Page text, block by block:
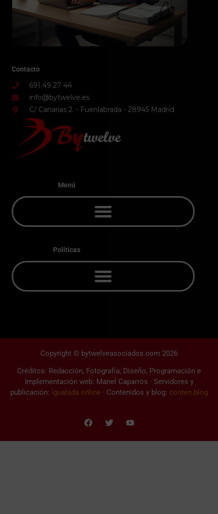
Contacto
691 49 27 44
info@bytwelve.es
C/ Canarias 2. - Fuenlabrada - 28945 Madrid
Menú
Políticas
Copyright © bytwelveasociados.com 2026
Créditos: Redacción, Fotografía, Diseño, Programación e
Implementación web: Manel Caparrós · Servidores y
publicación: igualada.online · Contenidos y blog: conten.blog